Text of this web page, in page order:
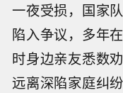
一夜受损，国家
陷入争议，多年
时身边亲友悉数
远离深陷家庭纠